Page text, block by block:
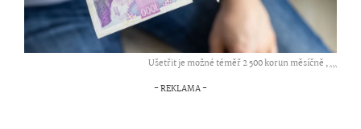
Ušetřit je možné téměř 2 500 korun měsíčně ,...